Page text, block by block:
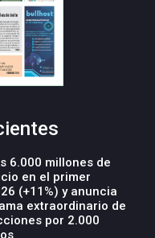
6.000 millones de
en el primer
(+11%) y anuncia
extraordinario de
por 2.000